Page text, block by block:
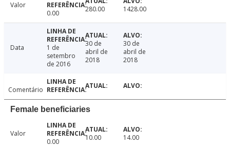
Valor
0.00
280.00 1428.00
Data
1 de
setembro
de 2016
30 de
abril de
2018
30 de
abril de
2018
Comentário
Female beneficiaries
Valor
0.00
10.00 14.00